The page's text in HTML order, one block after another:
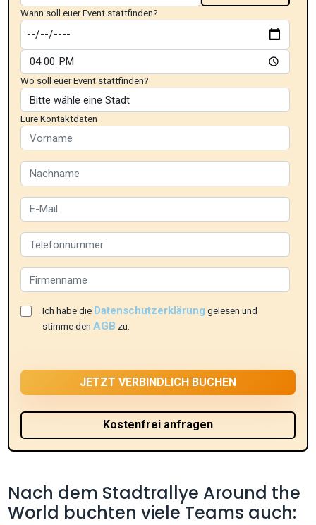
Wann soll euer Event stattfinden?
Wo soll euer Event stattfinden?
Eure Kontaktdaten
Ich habe die Datenschutzerklärung gelesen und
stimme denAGB zu.
Nach dem Stadtrallye Around the
World buchten viele Teams auch: